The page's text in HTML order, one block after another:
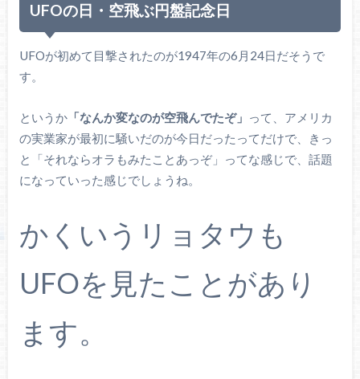
UFOの日・空飛ぶ円盤記念日
UFOが初めて目撃されたのが1947年の6月24日だそうで
す。
というか「なんか変なのが空飛んでたぞ」 って、アメリカ
の実業家が最初に騒いだのが今日だったってだけで、きっ
と「それならオラもみたことあっぞ」ってな感じで、話題
になっていった感じでしょうね。
かくいうリョタウも
UFOを見たことがあり
ます。